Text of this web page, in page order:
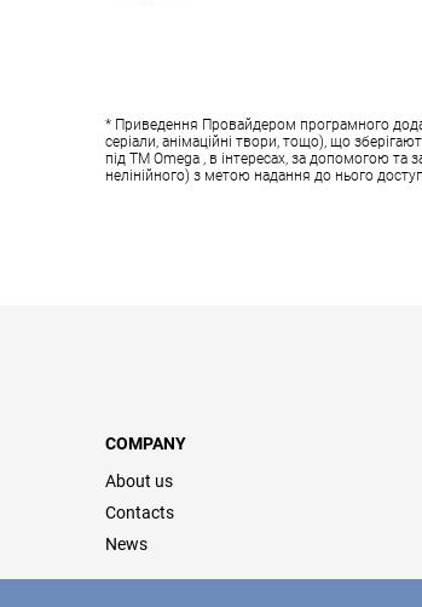
* Приведення Провайдером програмного
серіали, анімаційні твори, тощо), що
під ТМ Omega , в інтересах, за допомогою та
нелінійного) з метою надання до нього
COMPANY
About us
Contacts
News